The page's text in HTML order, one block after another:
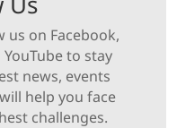
us on Facebook,
to stay
news, events
help you face
challenges.